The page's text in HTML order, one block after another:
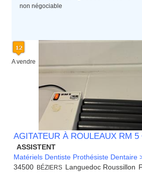
non négociable
A vendre
AGITATEUR À ROULEAUX RM 5
ASSISTENT
Matériels Dentiste Prothésiste Dentaire
34500
BÉZIERS Languedoc Roussillon